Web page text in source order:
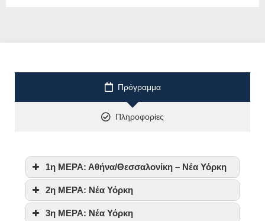
Πρόγραμμα
Πληροφορίες
1η ΜΕΡΑ: Αθήνα/Θεσσαλονίκη – Νέα Υόρκη
2η ΜΕΡΑ: Νέα Υόρκη
3η ΜΕΡΑ: Νέα Υόρκη